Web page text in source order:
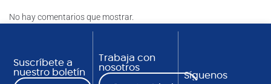
No hay comentarios que mostrar.
Suscríbete a
nuestro boletín
Trabaja con
nosotros
Síguenos